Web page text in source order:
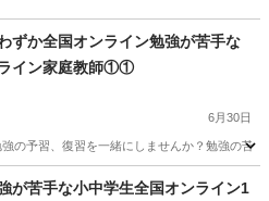
ずか全国オンライン勉強が苦手な
イン家庭教師①①
6月30日
の予習、復習を一緒にしませんか？勉強の
学生
が苦手な小中学生全国オンライン1